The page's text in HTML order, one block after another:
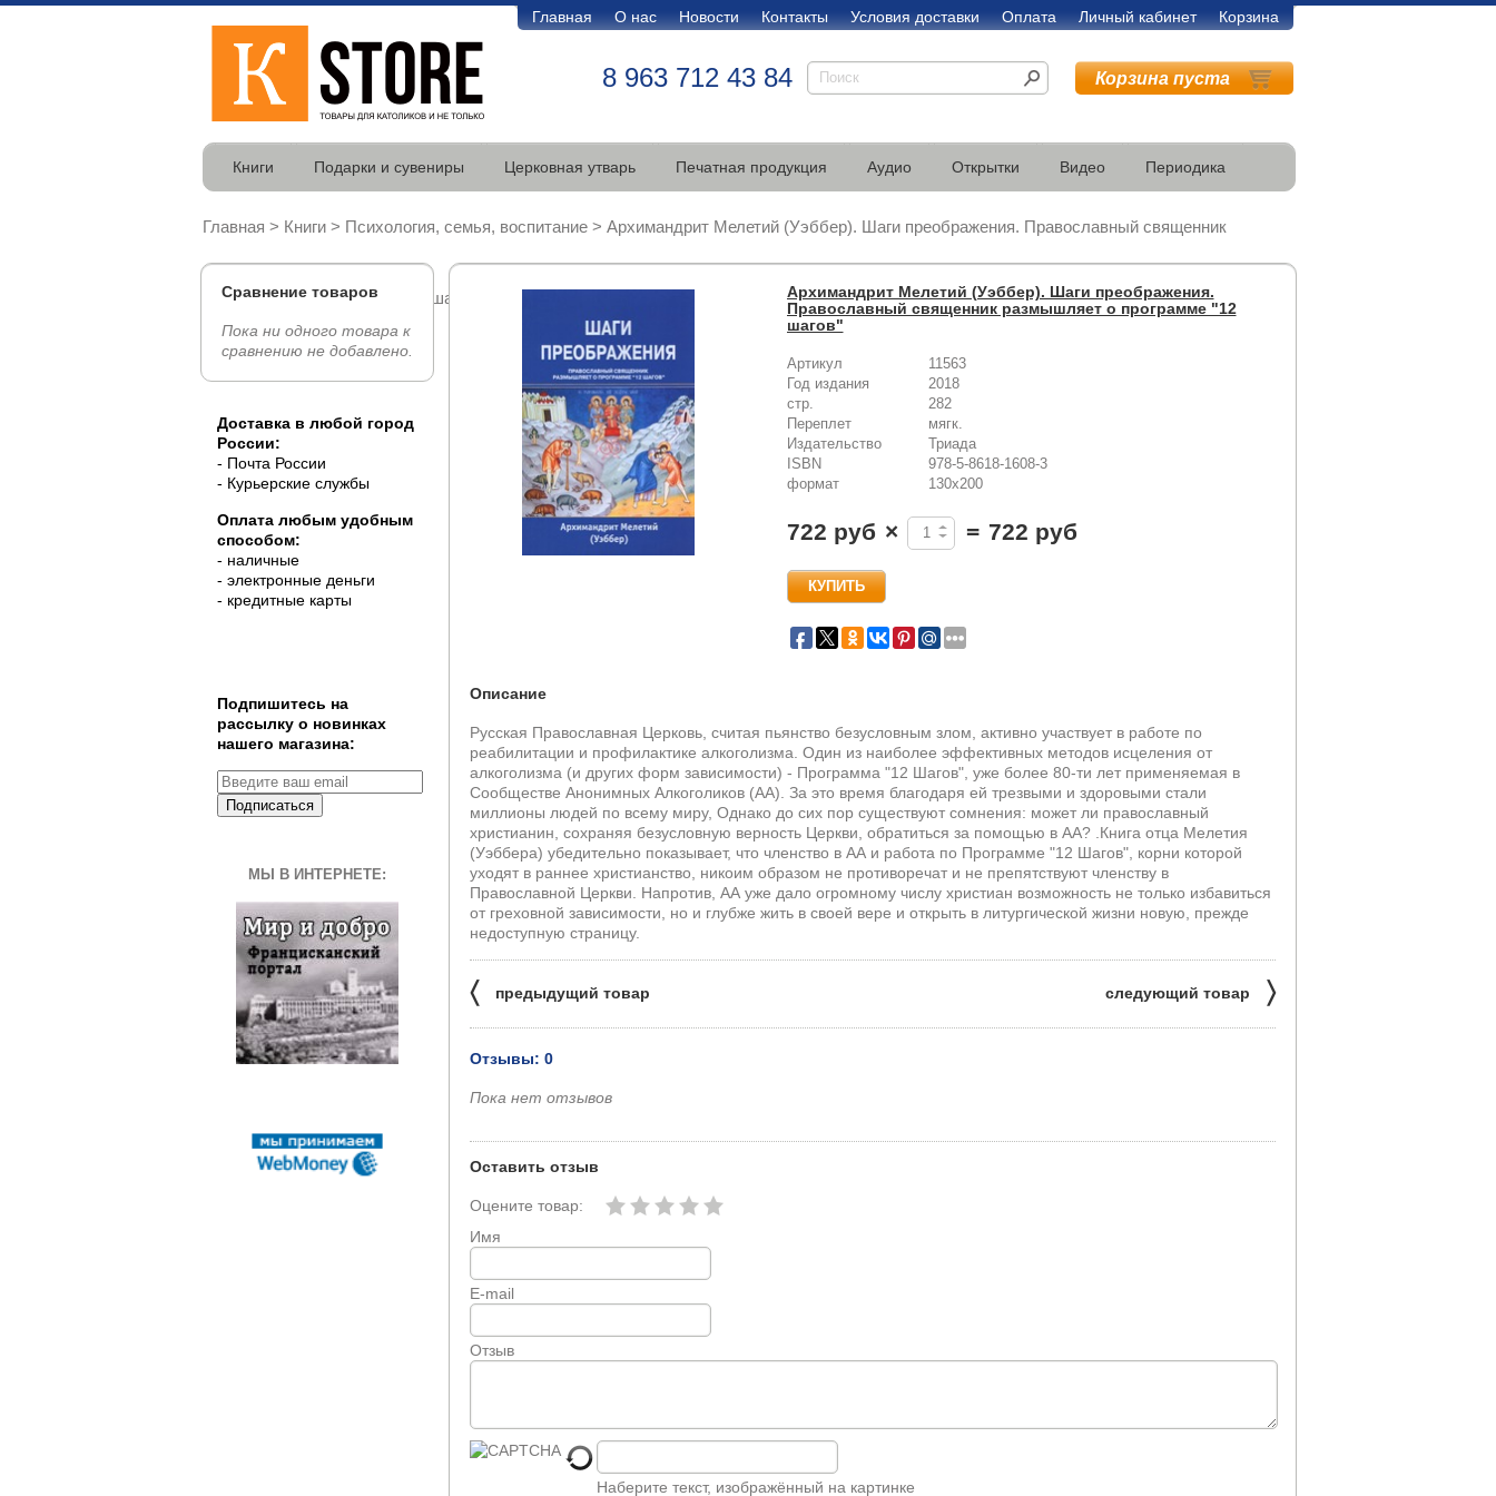
Главная О нас Новости Контакты Условия доставки Оплата Личный кабинет Корзина
8 963 712 43 84 Корзина пуста
Книги Подарки и сувениры Церковная утварь Печатная продукция Аудио Открытки Видео Периодика
Главная > Книги > Психология, семья, воспитание > Архимандрит Мелетий (Уэббер). Шаги преображения. Православный священник
размышляет о программе "12 шагов"
Архимандрит Мелетий (Уэббер). Шаги преображения.
Православный священник размышляет о программе "12
шагов"
Артикул
11563
Год издания
2018
стр.
282
Переплет
мягк.
Издательство
Триада
ISBN
978-5-8618-1608-3
формат
130х200
722 руб × = 722 руб
Описание
Русская Православная Церковь, считая пьянство безусловным злом, активно участвует в работе по
реабилитации и профилактике алкоголизма. Один из наиболее эффективных методов исцеления от
алкоголизма (и других форм зависимости) - Программа "12 Шагов", уже более 80-ти лет применяемая в
Сообществе Анонимных Алкоголиков (АА). За это время благодаря ей трезвыми и здоровыми стали
миллионы людей по всему миру, Однако до сих пор существуют сомнения: может ли православный
христианин, сохраняя безусловную верность Церкви, обратиться за помощью в АА? .Книга отца Мелетия
(Уэббера) убедительно показывает, что членство в АА и работа по Программе "12 Шагов", корни которой
уходят в раннее христианство, никоим образом не противоречат и не препятствуют членству в
Православной Церкви. Напротив, АА уже дало огромному числу христиан возможность не только избавиться
от греховной зависимости, но и глубже жить в своей вере и открыть в литургической жизни новую, прежде
недоступную страницу.
〈 предыдущий товар следующий товар 〉
Отзывы: 0
Пока нет отзывов
Оставить отзыв
Оцените товар:
Имя
E-mail
Отзыв
Наберите текст, изображённый на картинке
Сравнение товаров
Пока ни одного товара к
сравнению не добавлено.
Доставка в любой город
России:
- Почта России
- Курьерские службы
Оплата любым удобным
способом:
- наличные
- электронные деньги
- кредитные карты
Подпишитесь на
рассылку о новинках
нашего магазина:
Подписаться
МЫ В ИНТЕРНЕТЕ: